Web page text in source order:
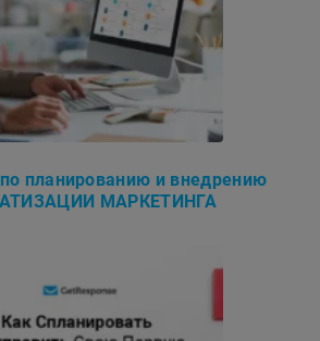
планированию и внедрению
МАРКЕТИНГА